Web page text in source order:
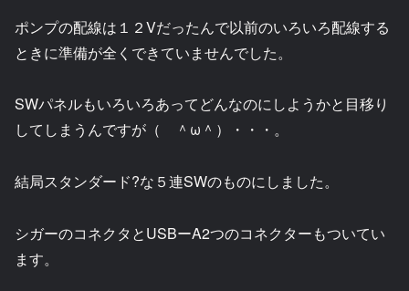
ポンプの配線は１２Vだったんで以前のいろいろ配線する
ときに準備が全くできていませんでした。
SWパネルもいろいろあってどんなのにしようかと目移り
してしまうんですが（ ＾ω＾）・・・。
結局スタンダード?な５連SWのものにしました。
シガーのコネクタとUSBーA2つのコネクターもついてい
ます。